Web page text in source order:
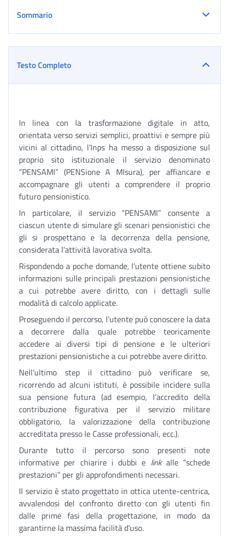
Sommario
Testo Completo
In linea con la trasformazione digitale in atto,
orientata verso servizi semplici, proattivi e sempre più
vicini al cittadino, l’Inps ha messo a disposizione sul
proprio sito istituzionale il servizio denominato
“PENSAMI” (PENSione A MIsura), per affiancare e
accompagnare gli utenti a comprendere il proprio
futuro pensionistico.
In particolare, il servizio “PENSAMI” consente a
ciascun utente di simulare gli scenari pensionistici che
gli si prospettano e la decorrenza della pensione,
considerata l’attività lavorativa svolta.
Rispondendo a poche domande, l’utente ottiene subito
informazioni sulle principali prestazioni pensionistiche
a cui potrebbe avere diritto, con i dettagli sulle
modalità di calcolo applicate.
Proseguendo il percorso, l’utente può conoscere la data
a decorrere dalla quale potrebbe teoricamente
accedere ai diversi tipi di pensione e le ulteriori
prestazioni pensionistiche a cui potrebbe avere diritto.
Nell’ultimo step il cittadino può verificare se,
ricorrendo ad alcuni istituti, è possibile incidere sulla
sua pensione futura (ad esempio, l’accredito della
contribuzione figurativa per il servizio militare
obbligatorio, la valorizzazione della contribuzione
accreditata presso le Casse professionali, ecc.).
Durante tutto il percorso sono presenti note
informative per chiarire i dubbi e linkalle “schede
prestazioni” per gli approfondimenti necessari.
Il servizio è stato progettato in ottica utente-centrica,
avvalendosi del confronto diretto con gli utenti fin
dalle prime fasi della progettazione, in modo da
garantirne la massima facilità d’uso.